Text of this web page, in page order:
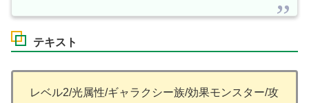
テキスト
レベル2/光属性/ギャラクシー族/効果モンスター/攻